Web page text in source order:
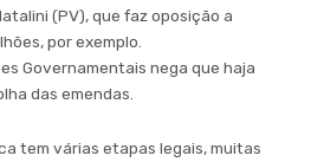
(PV), que faz oposição a
por exemplo.
Governamentais nega que haja
das emendas.
tem várias etapas legais, muitas